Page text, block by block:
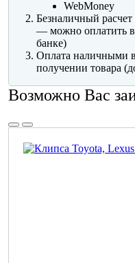
WebMoney
Безналичный
— можно оплатить
банке)
Оплата наличными
получении товара
Возможно Вас